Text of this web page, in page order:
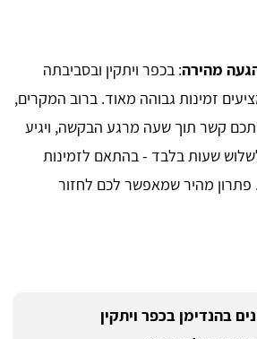
מהירה: בכפר ויתקין ובסביבתה
זמינות גבוהה מאוד. ברוב המקרים,
קשר תוך שעה מרגע הבקשה, ויגיע
שעות בלבד - בהתאם לזמינות
פתרון מהיר שמאפשר לכם לחזור
בהנדימן בכפר ויתקין